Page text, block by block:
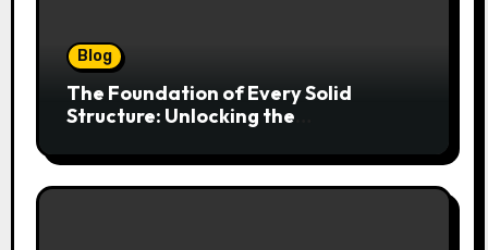
Blog
The Foundation of Every Solid
Structure: Unlocking the